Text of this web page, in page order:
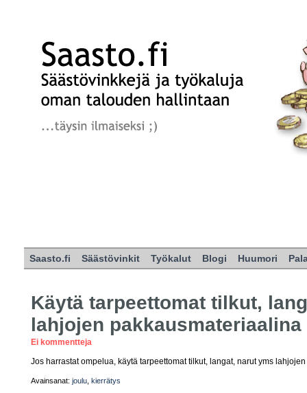
Saasto.fi Säästövinkit Työkalut Blogi Huumori
Käytä tarpeettomat tilkut,
lahjojen pakkausmateriaalina
Ei kommentteja
Jos harrastat ompelua, käytä tarpeettomat tilkut, langat, narut yms
Avainsanat: joulu kierrätys